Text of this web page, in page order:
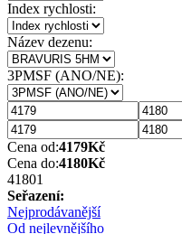
Index rychlosti:
Název dezenu:
3PMSF (ANO/NE):
Cena od:4179Kč
Cena do:4180Kč
41801
Seřazení:
Nejprodávanější
Od nejlevnějšího